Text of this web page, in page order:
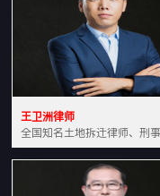
王卫洲律师